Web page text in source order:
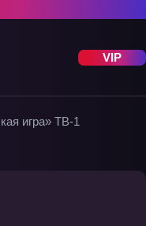
VIP
игра» ТВ-1